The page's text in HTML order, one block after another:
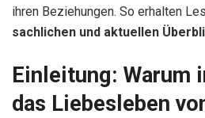
ihren Beziehungen. So erhalten
sachlichen und aktuellen
Einleitung: Warum
das Liebesleben